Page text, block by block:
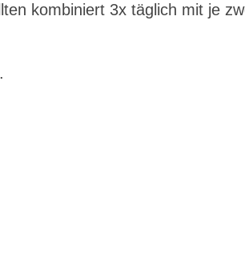
kombiniert 3x täglich mit je